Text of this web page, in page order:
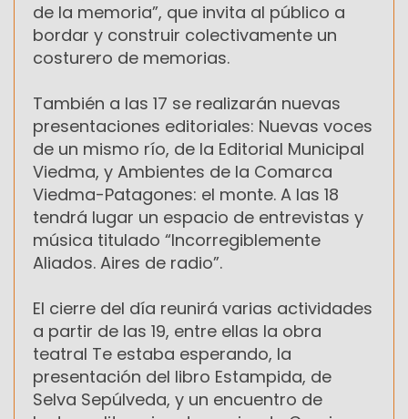
de la memoria”, que invita al público a
bordar y construir colectivamente un
costurero de memorias.
También a las 17 se realizarán nuevas
presentaciones editoriales: Nuevas voces
de un mismo río, de la Editorial Municipal
Viedma, y Ambientes de la Comarca
Viedma-Patagones: el monte. A las 18
tendrá lugar un espacio de entrevistas y
música titulado “Incorregiblemente
Aliados. Aires de radio”.
El cierre del día reunirá varias actividades
a partir de las 19, entre ellas la obra
teatral Te estaba esperando, la
presentación del libro Estampida, de
Selva Sepúlveda, y un encuentro de